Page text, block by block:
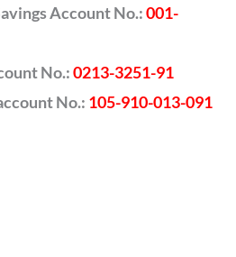
Account No.:001-
No.:0213-3251-91
No.: 105-910-013-091